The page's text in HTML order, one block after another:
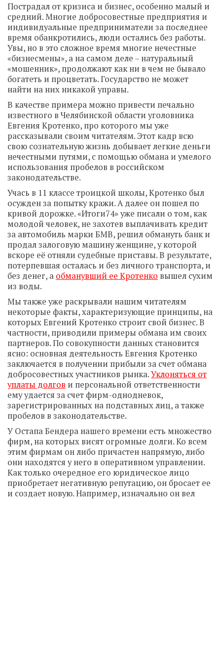
Пострадал от кризиса и бизнес, особенно малый и
средний. Многие добросовестные предприятия и
индивидуальные предприниматели за последнее
время обанкротились, люди остались без работы.
Увы, но в это сложное время многие нечестные
«бизнесмены», а на самом деле – натуральный
«мошенник», продолжают как ни в чем не бывало
богатеть и процветать. Государство не может
найти на них никакой управы.
В качестве примера можно привести печально
известного в Челябинской области уголовника
Евгения Кротенко, про которого мы уже
рассказывали своим читателям. Этот кадр всю
свою сознательную жизнь добывает легкие деньги
нечестными путями, с помощью обмана и умелого
использования пробелов в российском
законодательстве.
Учась в 11 классе троицкой школы, Кротенко был
осужден за попытку кражи. А далее он пошел по
кривой дорожке. «Итоги74» уже писали о том, как
молодой человек, не захотев выплачивать кредит
за автомобиль марки БМВ, решил обмануть банк и
продал залоговую машину женщине, у которой
вскоре её отняли судебные приставы. В результате,
потерпевшая осталась и без личного транспорта, и
без денег, а обманувший ее Кротенко вышел сухим
из воды.
Мы также уже раскрывали нашим читателям
некоторые факты, характеризующие принципы, на
которых Евгений Кротенко строит свой бизнес. В
частности, приводили примеры обмана им своих
партнеров. По совокупности данных становится
ясно: основная деятельность Евгения Кротенко
заключается в получении прибыли за счет обмана
добросовестных участников рынка.Уклоняться от
уплаты долгов и персональной ответственности
ему удается за счет фирм-однодневок,
зарегистрированных на подставных лиц, а также
пробелов в законодательстве.
У Остапа Бендера нашего времени есть множество
фирм, на которых висят огромные долги. Ко всем
этим фирмам он либо причастен напрямую, либо
они находятся у него в оперативном управлении.
Как только очередное его юридическое лицо
приобретает негативную репутацию, он бросает ее
и создает новую.Например, изначально он вел